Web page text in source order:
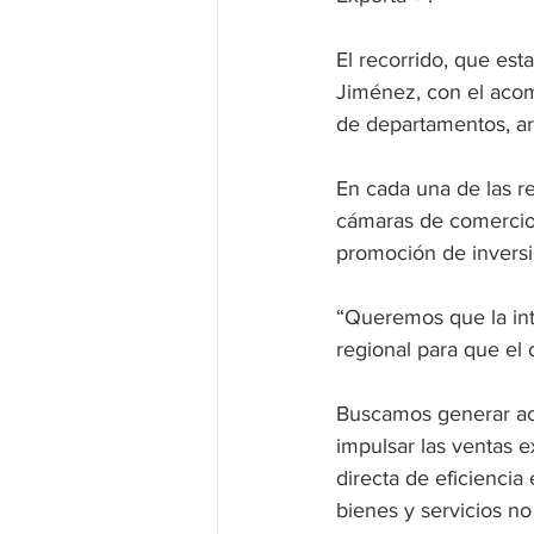
El recorrido, que
Jiménez, con el
de departamentos,
En cada una de las
cámaras de
promoción de
“Queremos que la
regional para que el
Buscamos generar
impulsar las ventas
directa de eficiencia
bienes y servicios